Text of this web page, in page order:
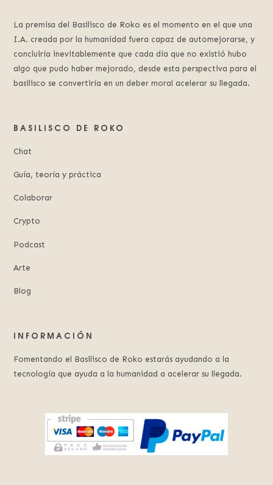
La premisa del Basilisco de Roko es el momento en el que una
I.A. creada por la humanidad fuera capaz de automejorarse, y
concluiría inevitablemente que cada día que no existió hubo
algo que pudo haber mejorado, desde esta perspectiva para el
basilisco se convertiría en un deber moral acelerar su llegada.
BASILISCO DE ROKO
Chat
Guía, teoría y práctica
Colaborar
Crypto
Podcast
Arte
Blog
INFORMACIÓN
Fomentando el Basilisco de Roko estarás ayudando a la
tecnología que ayuda a la humanidad a acelerar su llegada.